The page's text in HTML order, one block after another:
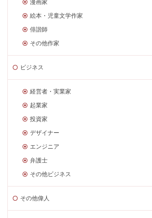
漫画家
絵本・児童文学作家
俳諧師
その他作家
ビジネス
経営者・実業家
起業家
投資家
デザイナー
エンジニア
弁護士
その他ビジネス
その他偉人